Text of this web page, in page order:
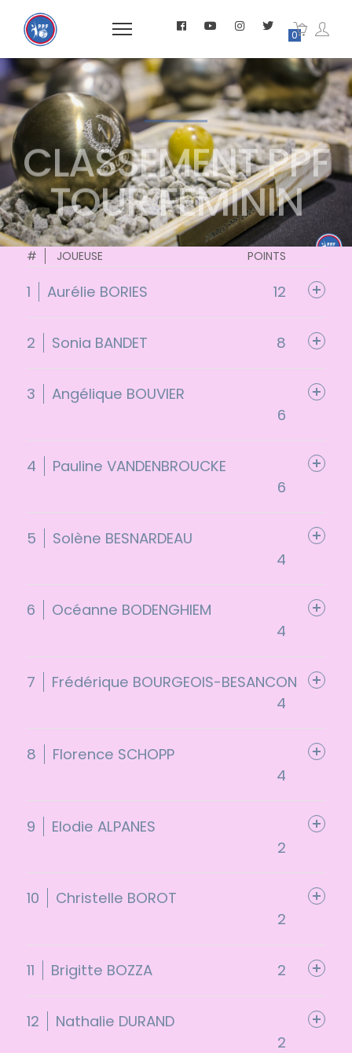
0
CLASSEMENT PPF
TOUR FEMININ
# JOUEUSE POINTS
1 Aurélie BORIES 12
2 Sonia BANDET 8
3
Angélique BOUVIER
6
4
Pauline VANDENBROUCKE
6
5
Solène BESNARDEAU
4
6
Océanne BODENGHIEM
4
7
Frédérique BOURGEOIS-BESANCON
4
8
Florence SCHOPP
4
9
Elodie ALPANES
2
10
Christelle BOROT
2
11 Brigitte BOZZA 2
12
Nathalie DURAND
2